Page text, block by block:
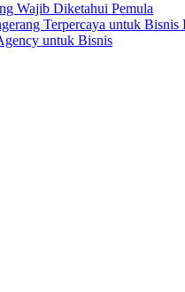
Wajib Diketahui Pemula
Terpercaya untuk Bisnis
untuk Bisnis